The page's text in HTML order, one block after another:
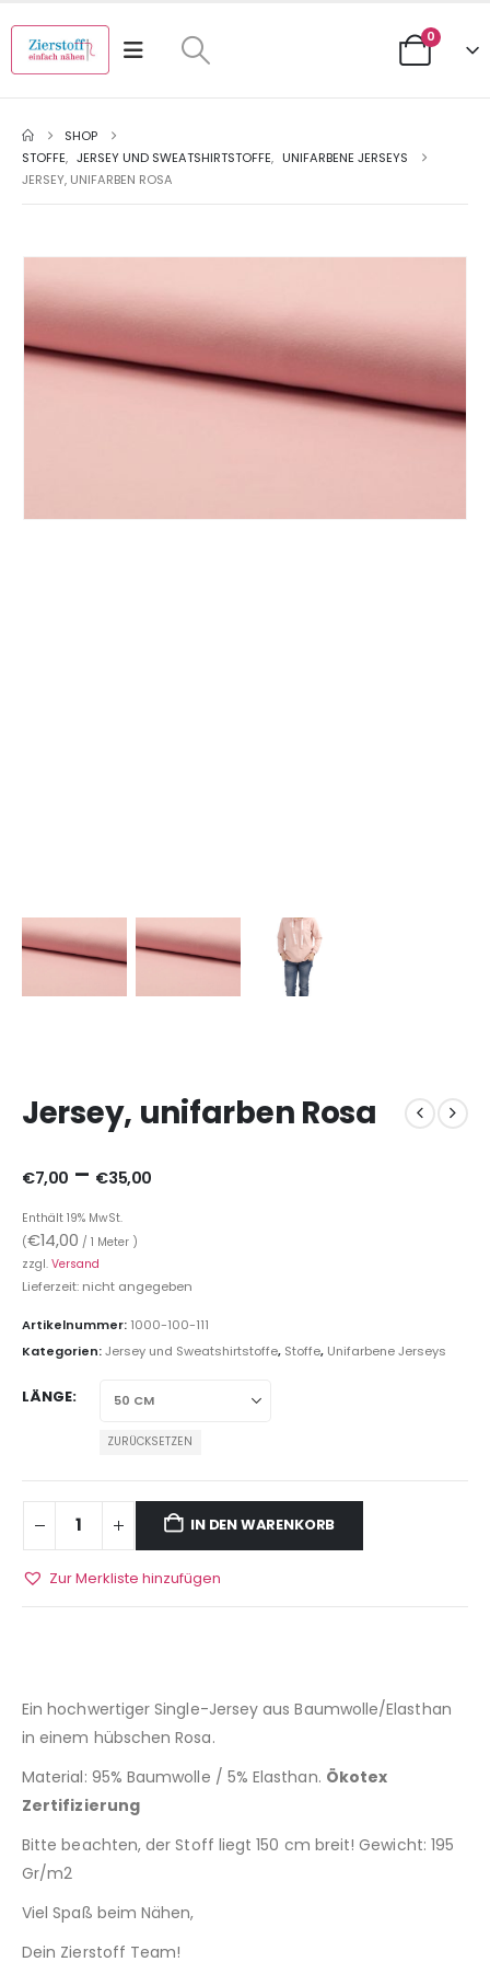
0
SHOP
STOFFE, JERSEY UND SWEATSHIRTSTOFFE, UNIFARBENE JERSEYS
JERSEY, UNIFARBEN ROSA
Jersey, unifarben Rosa
€7,00 – €35,00
Enthält 19% MwSt.
(€14,00 / 1 Meter )
zzgl. Versand
Lieferzeit: nicht angegeben
Artikelnummer: 1000-100-111
Kategorien:Jersey und Sweatshirtstoffe, Stoffe, Unifarbene Jerseys
LÄNGE
ZURÜCKSETZEN
IN DEN WARENKORB
Zur Merkliste hinzufügen
Ein hochwertiger Single-Jersey aus Baumwolle/Elasthan
in einem hübschen Rosa.
Material: 95% Baumwolle / 5% Elasthan. Ökotex
Zertifizierung
Bitte beachten, der Stoff liegt 150 cm breit! Gewicht: 195
Gr/m2
Viel Spaß beim Nähen,
Dein Zierstoff Team!